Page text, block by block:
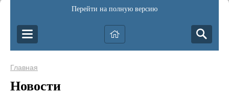
Перейти на полную версию
Главная
Новости